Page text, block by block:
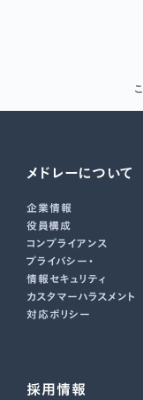
メドレーについて
企業情報
役員構成
コンプライアンス
プライバシー・
情報セキュリティ
カスタマーハラスメント
対応ポリシー
採用情報